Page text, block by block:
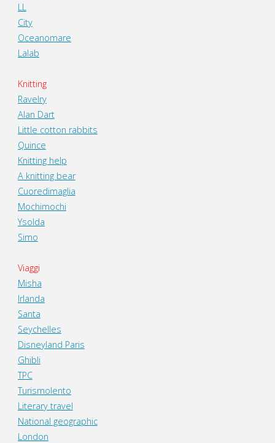
LL
City
Oceanomare
Lalab
Knitting
Ravelry
Alan Dart
Little cotton rabbits
Quince
Knitting help
A knitting bear
Cuoredimaglia
Mochimochi
Ysolda
Simo
Viaggi
Misha
Irlanda
Santa
Seychelles
Disneyland Paris
Ghibli
TPC
Turismolento
Literary travel
National geographic
London